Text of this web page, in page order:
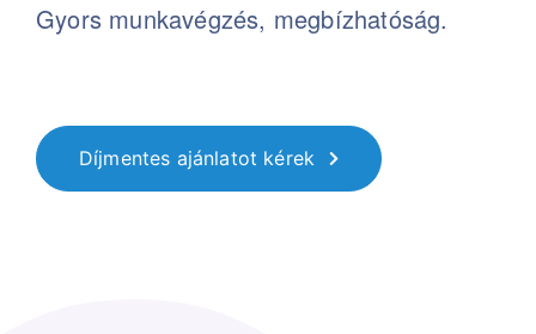
Gyors munkavégzés, megbízhatóság.
Díjmentes ajánlatot kérek